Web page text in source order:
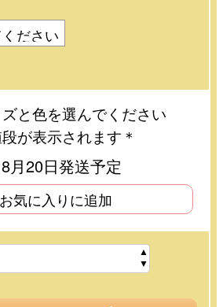
と色を選んでください
が表示されます＊
8月20日発送予定
お気に入りに追加